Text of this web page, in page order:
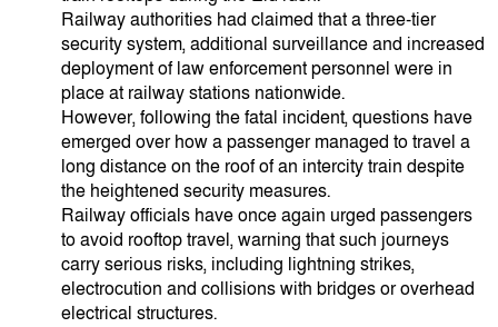
Railway authorities had claimed that a three-tier
security system, additional surveillance and increased
deployment of law enforcement personnel were in
place at railway stations nationwide.
However, following the fatal incident, questions have
emerged over how a passenger managed to travel a
long distance on the roof of an intercity train despite
the heightened security measures.
Railway officials have once again urged passengers
to avoid rooftop travel, warning that such journeys
carry serious risks, including lightning strikes,
electrocution and collisions with bridges or overhead
electrical structures.